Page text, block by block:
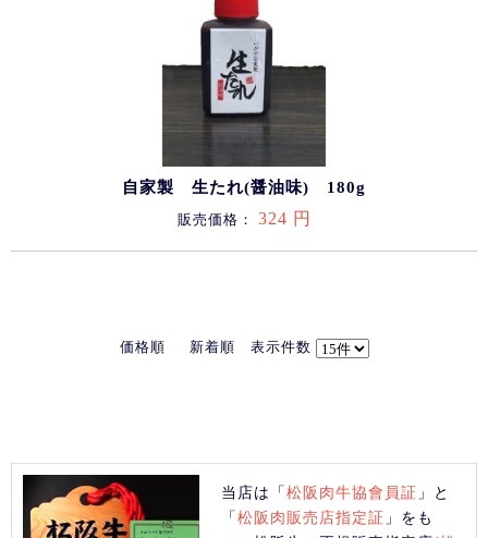
自家製 生たれ(醤油味) 180g
販売価格： 324 円
価格順 新着順 表示件数
当店は「松阪肉牛協會員証 」と
「松阪肉販売店指定証 」をも